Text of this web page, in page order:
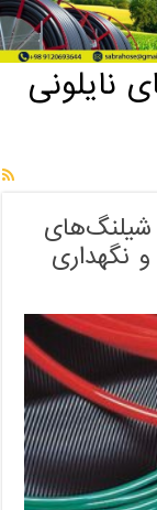
نایلونی
شیلنگ‌های
نگهداری